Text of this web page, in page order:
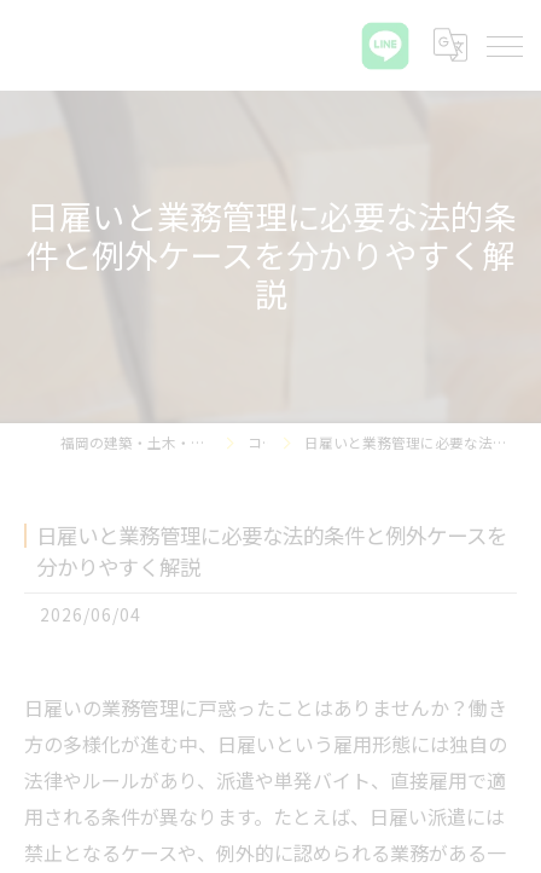
日雇いと業務管理に必要な法的条
件と例外ケースを分かりやすく解
説
福岡の建築・土木・解体なら那珂プラス株式会社 コラム 日雇いと業務管理に必要な法的条件と例外ケースを分かりやすく解説
日雇いと業務管理に必要な法的条件と例外ケースを
分かりやすく解説
2026/06/04
日雇いの業務管理に戸惑ったことはありませんか？働き
方の多様化が進む中、日雇いという雇用形態には独自の
法律やルールがあり、派遣や単発バイト、直接雇用で適
用される条件が異なります。たとえば、日雇い派遣には
禁止となるケースや、例外的に認められる業務がある一